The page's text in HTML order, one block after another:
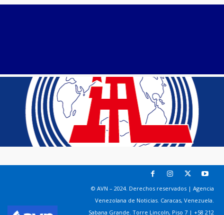
© AVN – 2024. Derechos reservados | Agencia
Venezolana de Noticias. Caracas, Venezuela.
Sabana Grande. Torre Lincoln, Piso 7 | +58 212